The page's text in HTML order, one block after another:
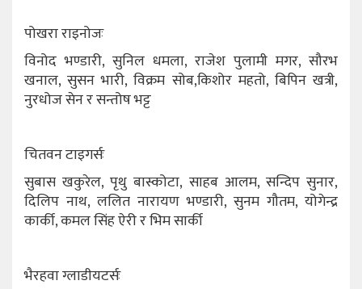
पोखरा राइनोजः
विनोद भण्डारी, सुनिल धमला, राजेश पुलामी मगर, सौरभ
खनाल, सुसन भारी, विक्रम सोब,किशोर महतो, बिपिन खत्री,
नुरधोज सेन र सन्तोष भट्ट
चितवन टाइगर्सः
सुबास खकुरेल, पृथु बास्कोटा, साहब आलम, सन्दिप सुनार,
दिलिप नाथ, ललित नारायण भण्डारी, सुनम गौतम, योगेन्द्र
कार्की, कमल सिंह ऐरी र भिम सार्की
भैरहवा ग्लाडीयटर्सः